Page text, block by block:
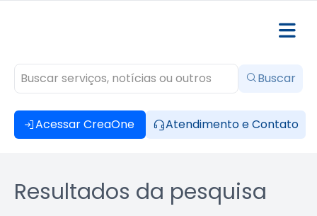
Acessar CreaOne Atendimento e Contato
Buscar
Resultados da pesquisa